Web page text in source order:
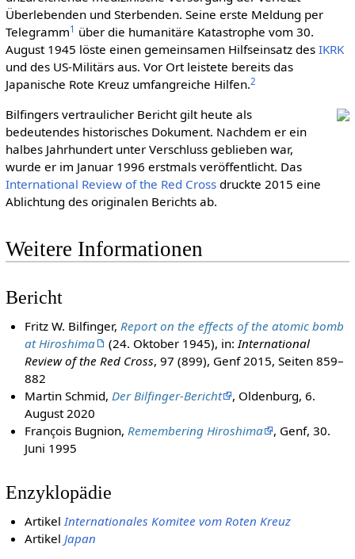
Überlebenden und Sterbenden. Seine erste Meldung per
Telegramm1 über die humanitäre Katastrophe vom 30.
August 1945 löste einen gemeinsamen Hilfseinsatz des IKRK
und des US-Militärs aus. Vor Ort leistete bereits das
Japanische Rote Kreuz umfangreiche Hilfen.2
Bilfingers vertraulicher Bericht gilt heute als
bedeutendes historisches Dokument. Nachdem er ein
halbes Jahrhundert unter Verschluss geblieben war,
wurde er im Januar 1996 erstmals veröffentlicht. Das
International Review of the Red Crossdruckte 2015 eine
Ablichtung des originalen Berichts ab.
Weitere Informationen
Bericht
Fritz W. Bilfinger,Report on the effects of the atomic bomb
at Hiroshima
(24. Oktober 1945), in:International
Review of the Red Cross, 97 (899), Genf 2015, Seiten 859–
882
Martin Schmid,Der Bilfinger-Bericht
, Oldenburg, 6.
August 2020
François Bugnion,Remembering Hiroshima
, Genf, 30.
Juni 1995
Enzyklopädie
Artikel Internationales Komitee vom Roten Kreuz
Artikel Japan